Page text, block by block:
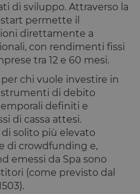
di sviluppo. Attraverso la
permette il
direttamente a
con rendimenti fissi
tra 12 e 60 mesi.
chi vuole investire in
di debito
definiti e
di cassa attesi.
solito più elevato
di crowdfunding e,
emessi da Spa sono
(come previsto dal
Archiviazione
locale
Archiviazione
locale
Archiviazione
Archiviazione
locale
Archiviazione
locale
Archiviazione
locale